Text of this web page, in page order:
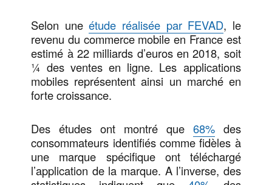
Selon uneétude réalisée par FEVAD, le
revenu du commerce mobile en France est
estimé à 22 milliards d’euros en 2018, soit
¼ des ventes en ligne. Les applications
mobiles représentent ainsi un marché en
forte croissance.
Des études ont montré que 68%des
consommateurs identifiés comme fidèles à
une marque spécifique ont téléchargé
l’application de la marque. A l’inverse, des